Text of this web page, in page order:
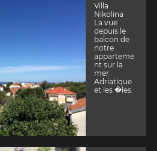
Villa
Nikolina
La vue
depuis le
balcon de
notre
apparteme
nt sur la
mer
Adriatique
et les �les.